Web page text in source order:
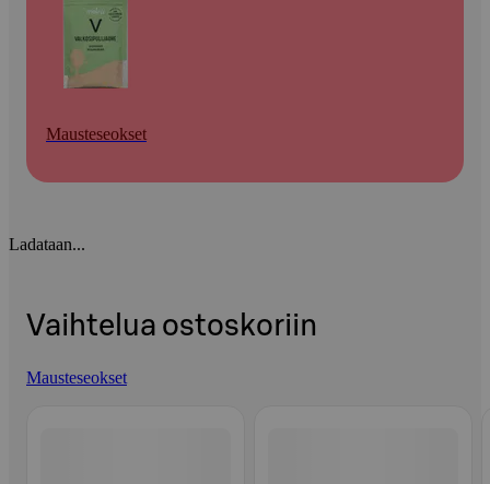
Mausteseokset
Ladataan...
Vaihtelua ostoskoriin
Mausteseokset